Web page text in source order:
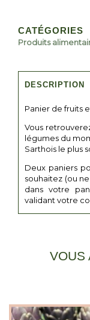
CATÉGORIES
Produits
DESCRIPTION
Panier de fruits
Vous
légumes du
Sarthois le plus
Deux paniers
souhaitez (ou
dans votre
validant votre
VOUS